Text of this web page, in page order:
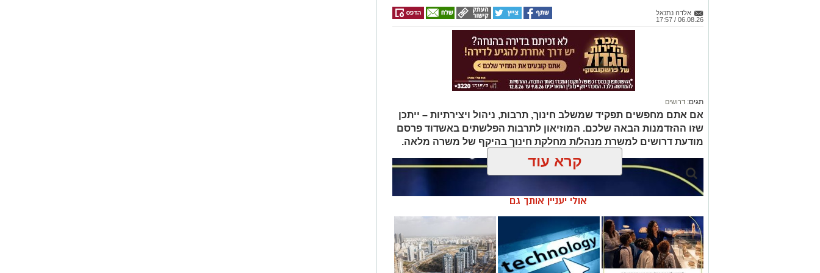
יש לכם מידע חשוב שטרם נחשף? צילומים מאירוע חדשותי? מצאתם טעות
בכתבה? נשמח שתשתפו אותנו
‏כדי לעקוב אחרי הערוץ גן יבנה נט ב-WhatsApp לחצו כאן
אלדה נתנאל
06.08.26 / 17:57
תגים: דרושים
אם אתם מחפשים תפקיד שמשלב חינוך, תרבות, ניהול ויצירתיות – ייתכן
שזו ההזדמנות הבאה שלכם. המוזיאון לתרבות הפלשתים באשדוד פרסם
מודעת דרושים למשרת מנהל/ת מחלקת חינוך בהיקף של משרה מלאה.
קרא עוד
אולי יעניין אותך גם